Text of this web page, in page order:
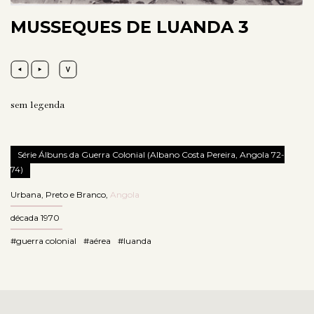
MUSSEQUES DE LUANDA 3
sem legenda
Série Álbuns da Guerra Colonial (Albano Costa Pereira, Angola 72-
74)
Urbana Preto e Branco Angola
década 1970
#guerra colonial #aérea #luanda